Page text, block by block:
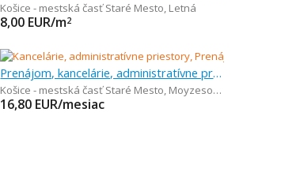
Košice - mestská časť Staré Mesto, Letná
8,00 EUR/m2
Prenájom, kancelárie, administratívne priestory, 10 m
Košice - mestská časť Staré Mesto, Moyzesova
16,80 EUR/mesiac